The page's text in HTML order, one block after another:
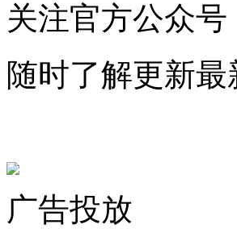
关注官方公众号
随时了解更新最
广告投放